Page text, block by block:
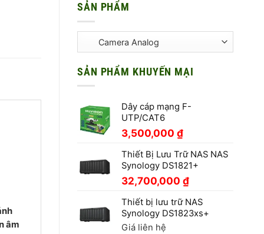
SẢN PHẨM
SẢN PHẨM KHUYẾN MẠI
Dây cáp mạng F-
UTP/CAT6
3,500,000 ₫
Thiết Bị Lưu Trữ NAS NAS
Synology DS1821+
32,700,000 ₫
Thiết bị lưu trữ NAS
Synology DS1823xs+
Giá liên hệ
âm